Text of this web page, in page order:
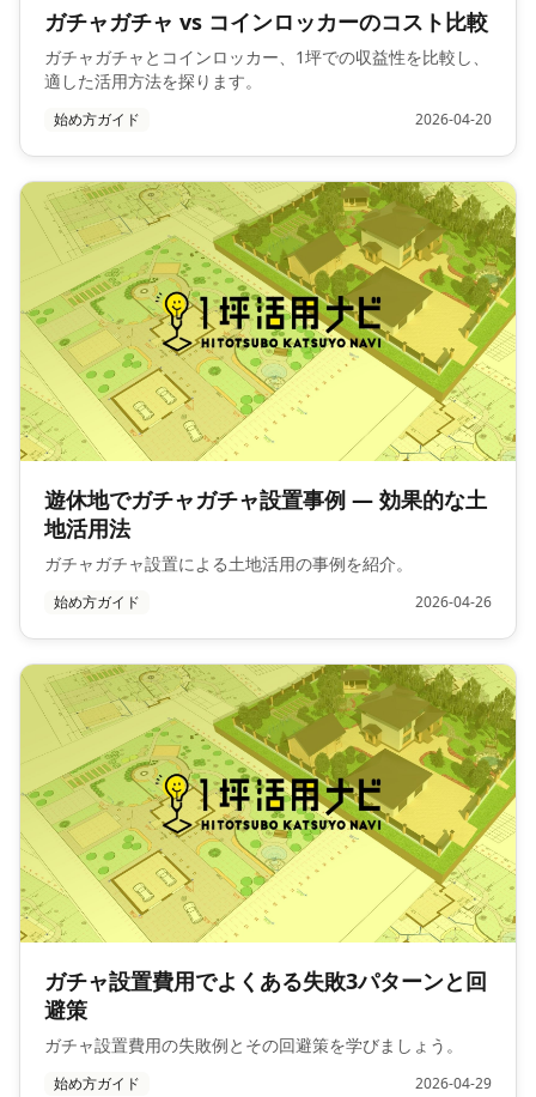
ガチャガチャ vs コインロッカーのコスト比較
ガチャガチャとコインロッカー、1坪での収益性を比較し、
適した活用方法を探ります。
始め方ガイド 2026-04-20
遊休地でガチャガチャ設置事例 — 効果的な土
地活用法
ガチャガチャ設置による土地活用の事例を紹介。
始め方ガイド 2026-04-26
ガチャ設置費用でよくある失敗3パターンと回
避策
ガチャ設置費用の失敗例とその回避策を学びましょう。
始め方ガイド 2026-04-29